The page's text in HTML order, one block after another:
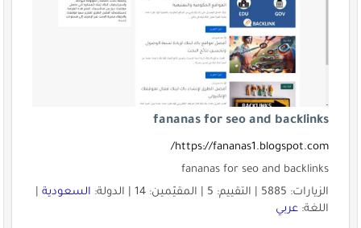
fananas for seo and backlinks
https://fananas1.blogspot.com/
fananas for seo and backlinks
الزيارات: 5885 | التقييم: 5 | المقيّمين: 14 | الدولة:
السعودية|
اللغة: عربي